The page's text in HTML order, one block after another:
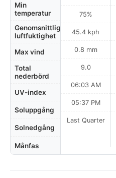
Min
temperatur
Genomsnittlig
luftfuktighet
Max vind
Total
nederbörd
UV-index
Soluppgång
Solnedgång
Månfas
75%
45.4 kph
0.8 mm
9.0
06:03 AM
05:37 PM
Last Quarter